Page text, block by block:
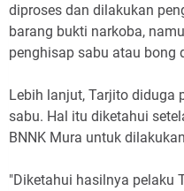
diproses dan dilakukan
barang bukti narkoba,
penghisap sabu atau bong
Lebih lanjut, Tarjito diduga
sabu. Hal itu diketahui
BNNK Mura untuk
"Diketahui hasilnya pelaku